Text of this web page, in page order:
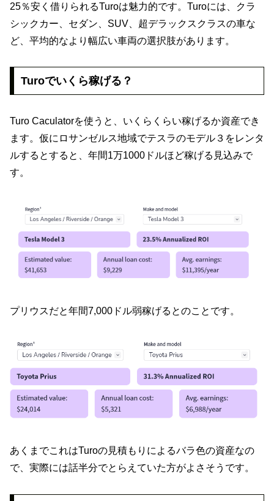
25％安く借りられるTuroは魅力的です。Turoには、クラ
シックカー、セダン、SUV、超デラックスクラスの車な
ど、平均的なより幅広い車両の選択肢があります。
Turoでいくら稼げる？
Turo Caculatorを使うと、いくらくらい稼げるか資産でき
ます。仮にロサンゼルス地域でテスラのモデル３をレンタ
ルするとすると、年間1万1000ドルほど稼げる見込みで
す。
プリウスだと年間7,000ドル弱稼げるとのことです。
あくまでこれはTuroの見積もりによるバラ色の資産なの
で、実際には話半分でとらえていた方がよさそうです。